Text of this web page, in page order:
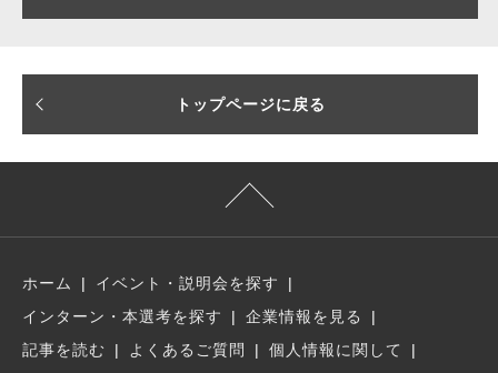
トップページに戻る
ホーム
イベント・説明会を探す
インターン・本選考を探す
企業情報を見る
記事を読む
よくあるご質問
個人情報に関して